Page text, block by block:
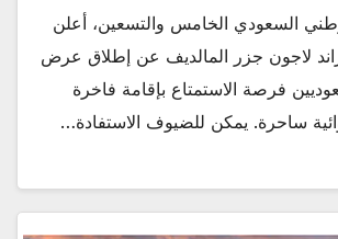
السعودي الخامس والتسعين، أعلن
لاجون جزر المالديف عن إطلاق عرض
فرصة الاستمتاع بإقامة فاخرة
ساحرة. يمكن للضيوف الاستفادة…